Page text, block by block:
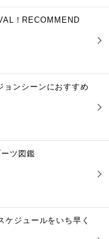
！RECOMMEND
ンシーンにおすすめ
ツ図鑑
ジュールをいち早く